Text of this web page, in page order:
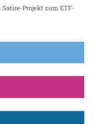
Satire-Projekt zum ETF-